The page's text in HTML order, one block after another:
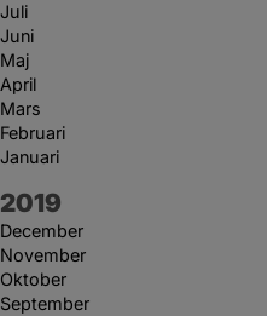
Juli
Juni
Maj
April
Mars
Februari
Januari
År:
2019
December
November
Oktober
September